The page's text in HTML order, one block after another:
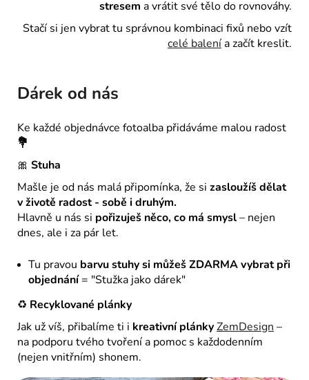
stresem a vrátit své tělo do rovnováhy.
Stačí si jen vybrat tu správnou kombinaci fixů nebo vzít
celé balenía začít kreslit.
Dárek od nás
Ke každé objednávce fotoalba přidáváme malou radost
💐
🎀 Stuha
Mašle je od nás malá připomínka, že si zasloužíš dělat
v životě radost - sobě i druhým.
Hlavně u nás si pořizuješ něco, co má smysl– nejen
dnes, ale i za pár let.
Tu pravou barvu stuhy si můžeš ZDARMA vybrat při
objednání= "Stužka jako dárek"
♻️ Recyklované plánky
Jak už víš, přibalíme ti i kreativní plánkyZemDesign –
na podporu tvého tvoření a pomoc s každodenním
(nejen vnitřním) shonem.